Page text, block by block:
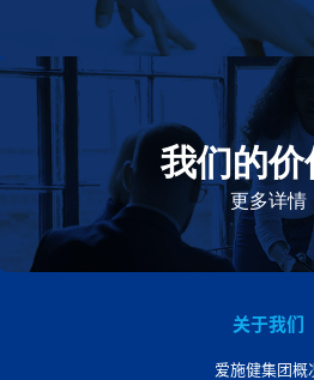
我们的
更多详情
我们的价值观是爱施健存立和发
此为指引，为实现集团目
关于我们
爱施健集团概